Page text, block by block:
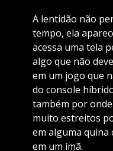
A lentidão não
tempo, ela
acessa uma tela
algo que não
em um jogo que
do console
também por
muito estreitos
em alguma quina
em um ímã.